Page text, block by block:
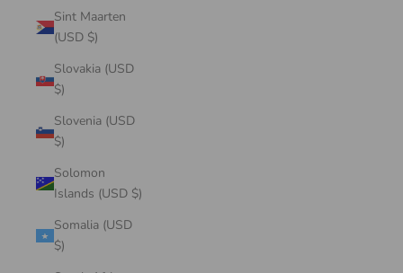
Sint Maarten
(USD $)
Slovakia (USD
$)
Slovenia (USD
$)
Solomon
Islands (USD $)
Somalia (USD
$)